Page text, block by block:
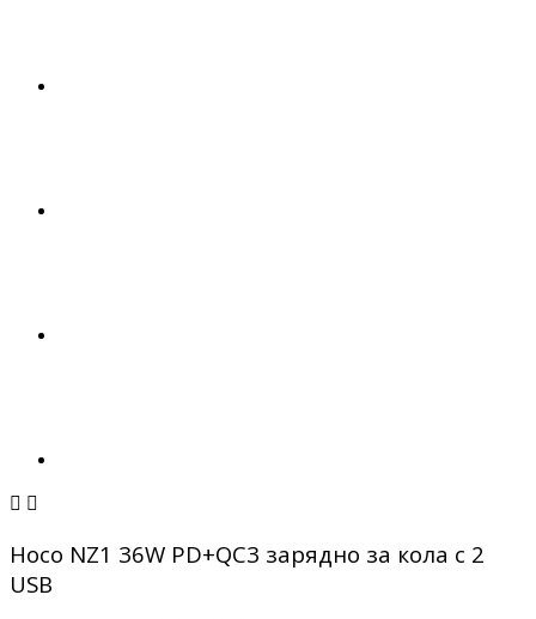
 
Hoco NZ1 36W PD+QC3 зарядно за кола с 2
USB